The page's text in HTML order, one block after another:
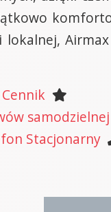
lokalnej,
Stacjonarny